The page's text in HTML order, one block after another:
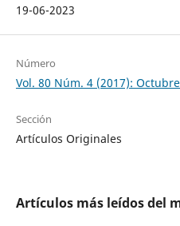
19-06-2023
Número
Vol. 80 Núm. 4 (2017):
Sección
Artículos Originales
Artículos más leídos del